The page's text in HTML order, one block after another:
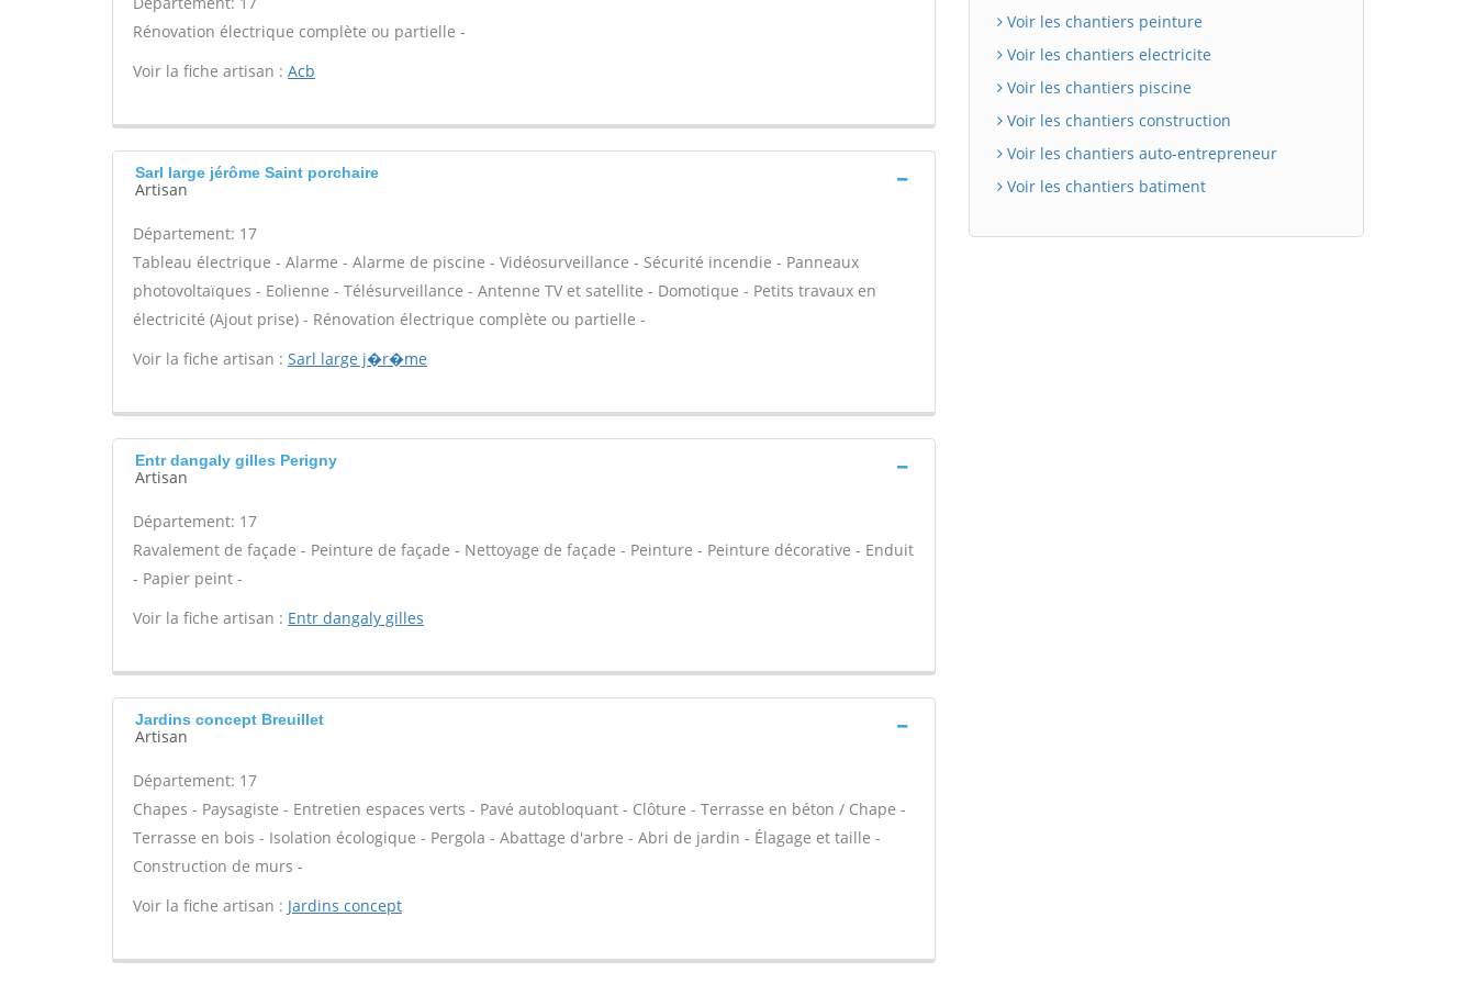
Rénovation électrique complète ou partielle -
Voir la fiche artisan : Acb
Sarl large jérôme Saint porchaire
Artisan
Département: 17
Tableau électrique - Alarme - Alarme de piscine - Vidéosurveillance - Sécurité incendie - Panneaux
photovoltaïques - Eolienne - Télésurveillance - Antenne TV et satellite - Domotique - Petits travaux en
électricité (Ajout prise) - Rénovation électrique complète ou partielle -
Voir la fiche artisan : Sarl large j�r�me
Entr dangaly gilles Perigny
Artisan
Département: 17
Ravalement de façade - Peinture de façade - Nettoyage de façade - Peinture - Peinture décorative - Enduit
- Papier peint -
Voir la fiche artisan : Entr dangaly gilles
Jardins concept Breuillet
Artisan
Département: 17
Chapes - Paysagiste - Entretien espaces verts - Pavé autobloquant - Clôture - Terrasse en béton / Chape -
Terrasse en bois - Isolation écologique - Pergola - Abattage d'arbre - Abri de jardin - Élagage et taille -
Construction de murs -
Voir la fiche artisan : Jardins concept
Voir les chantiers peinture
Voir les chantiers electricite
Voir les chantiers piscine
Voir les chantiers construction
Voir les chantiers auto-entrepreneur
Voir les chantiers batiment